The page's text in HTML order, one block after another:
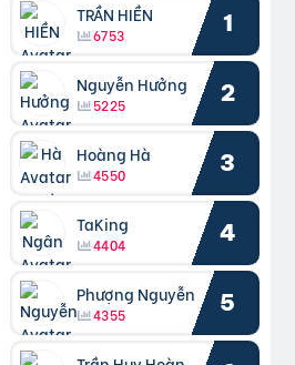
TRẦN HIỀN
6753 1
Nguyễn Hưởng
5225 2
Hoàng Hà
4550 3
TaKing
4404 4
Phượng Nguyễn
4355 5